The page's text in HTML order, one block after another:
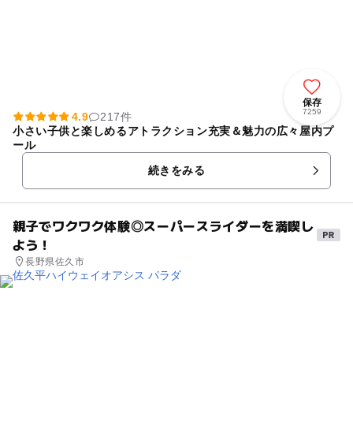
保存
7259
4.9
217件
小さい子供と楽しめるアトラクション充実＆魅力の広々屋内プ
ール
続きをみる
親子でワクワク体験◎スーパースライダーを満喫し
よう！
長野県佐久市